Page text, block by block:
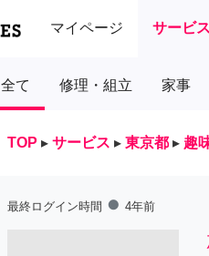
マイページ サービス
全て 修理・組立 家事
TOP ▸ サービス ▸ 東京都 ▸ 趣
最終ログイン時間 fiber_manual_record 4年前